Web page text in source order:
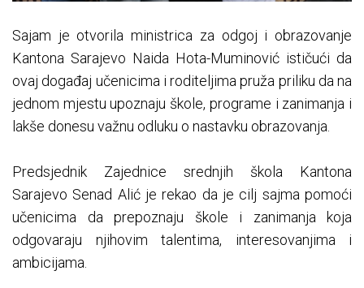
Sajam je otvorila ministrica za odgoj i obrazovanje
Kantona Sarajevo Naida Hota-Muminović ističući da
ovaj događaj učenicima i roditeljima pruža priliku da na
jednom mjestu upoznaju škole, programe i zanimanja i
lakše donesu važnu odluku o nastavku obrazovanja.
Predsjednik Zajednice srednjih škola Kantona
Sarajevo Senad Alić je rekao da je cilj sajma pomoći
učenicima da prepoznaju škole i zanimanja koja
odgovaraju njihovim talentima, interesovanjima i
ambicijama.